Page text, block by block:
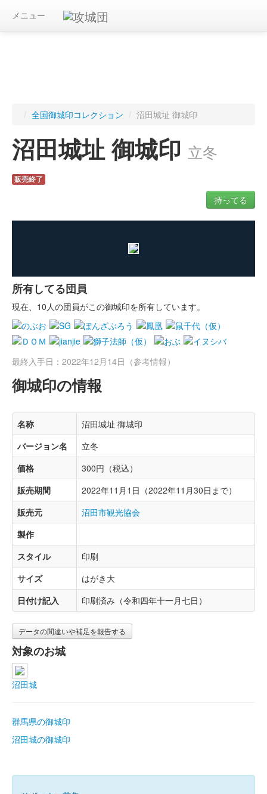
メニュー
/ 全国御城印コレクション / 沼田城址 御城印
沼田城址 御城印 立冬
販売終了
持ってる
所有してる団員
現在、10人の団員がこの御城印を所有しています。
最終入手日：2022年12月14日（参考情報）
御城印の情報
名称
沼田城址 御城印
バージョン名
立冬
価格
300円（税込）
販売期間
2022年11月1日（2022年11月30日まで）
販売元
沼田市観光協会
製作
スタイル
印刷
サイズ
はがき大
日付け記入
印刷済み（令和四年十一月七日）
データの間違いや補足を報告する
対象のお城
沼田城
群馬県の御城印
沼田城の御城印